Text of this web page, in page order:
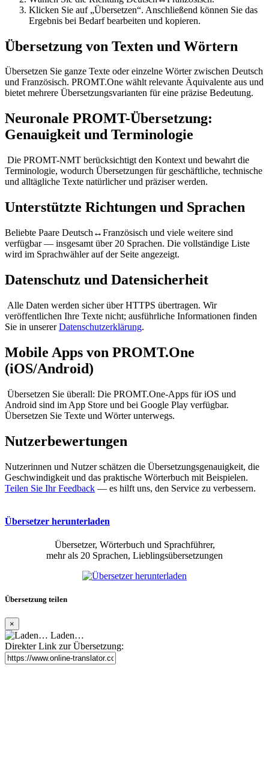
Klicken Sie auf „Übersetzen“. Anschließend können Sie das
Ergebnis bei Bedarf bearbeiten und kopieren.
Übersetzung von Texten und Wörtern
Übersetzen Sie ganze Texte oder einzelne Wörter zwischen Deutsch
und Französisch. PROMT.One wählt relevante Äquivalente aus und
bietet mehrere Übersetzungsvarianten für eine präzise Bedeutung.
Neuronale PROMT-Übersetzung:
Genauigkeit und Terminologie
Die PROMT-NMT berücksichtigt den Kontext und bewahrt die
Terminologie, wodurch Übersetzungen für geschäftliche, technische
und alltägliche Texte natürlicher und präziser werden.
Unterstützte Richtungen und Sprachen
Beliebte Paare Deutsch↔Französisch und viele weitere sind
verfügbar — insgesamt über 20 Sprachen. Die vollständige Liste
wird im Sprachwähler auf der Seite angezeigt.
Datenschutz und Datensicherheit
Alle Daten werden sicher über HTTPS übertragen. Wir
veröffentlichen Ihre Texte nicht; ausführliche Informationen finden
Sie in unsererDatenschutzerklärung.
Mobile Apps von PROMT.One
(iOS/Android)
Übersetzen Sie überall: Die PROMT.One-Apps für iOS und
Android sind im App Store und bei Google Play verfügbar.
Übersetzen Sie Texte und Wörter unterwegs.
Nutzerbewertungen
Nutzerinnen und Nutzer schätzen die Übersetzungsgenauigkeit, die
Geschwindigkeit und das praktische Wörterbuch mit Beispielen.
Teilen Sie Ihr Feedback — es hilft uns, den Service zu verbessern.
Übersetzer herunterladen
Übersetzer, Wörterbuch und Sprachführer,
mehr als 20 Sprachen, Lieblingsübersetzungen
Übersetzung teilen
×
Laden…
Direkter Link zur Übersetzung: